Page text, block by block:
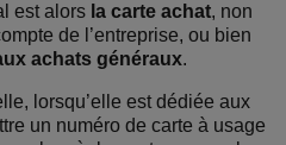
est alors la carte achat, non
de l’entreprise, ou bien
achats généraux.
lorsqu’elle est dédiée aux
un numéro de carte à usage